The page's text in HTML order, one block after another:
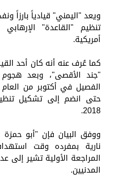
ويعد "اليمني" قيادياً بارزاً
تنظيم "القاعدة"
أمريكية.
كما عُرف عنه أنه كان أحد
"جند الأقصى"، وبعد
حتى انضم إلى تشكيل
2018.
ووفق البيان فإن "أبو
نارية بمفرده وقت
المراجعة الأولية تشير
المدنيين.